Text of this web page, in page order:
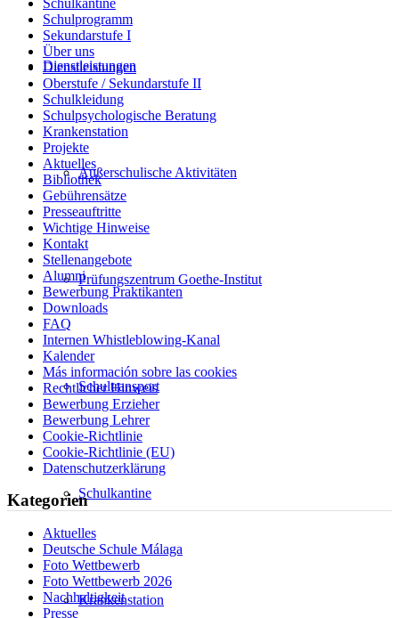
Dienstleistungen
Außerschulische Aktivitäten
Prüfungszentrum Goethe-Institut
Schultransport
Schulkantine
Krankenstation
Schulkantine
Schulprogramm
Sekundarstufe I
Über uns
Dienstleistungen
Oberstufe / Sekundarstufe II
Schulkleidung
Schulpsychologische Beratung
Krankenstation
Projekte
Aktuelles
Bibliothek
Gebührensätze
Presseauftritte
Wichtige Hinweise
Kontakt
Stellenangebote
Alumni
Bewerbung Praktikanten
Downloads
FAQ
Internen Whistleblowing-Kanal
Kalender
Más información sobre las cookies
Rechtlicher Hinweis
Bewerbung Erzieher
Bewerbung Lehrer
Cookie-Richtlinie
Cookie-Richtlinie (EU)
Datenschutzerklärung
Kategorien
Aktuelles
Deutsche Schule Málaga
Foto Wettbewerb
Foto Wettbewerb 2026
Nachhaltigkeit
Presse